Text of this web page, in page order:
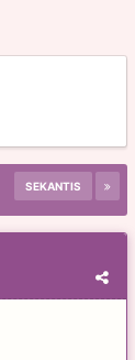
SEKANTIS